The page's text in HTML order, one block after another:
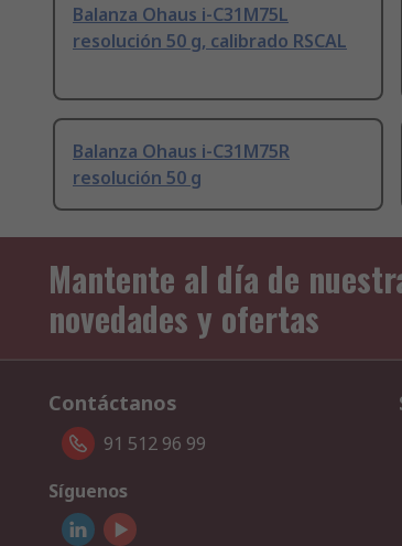
Balanza Ohaus i-C31M75L
resolución 50 g, calibrado RSCAL
Balanza Ohaus i-C31M75R
resolución 50 g
Mantente al día de
novedades y ofertas
Contáctanos
91 512 96 99
Síguenos